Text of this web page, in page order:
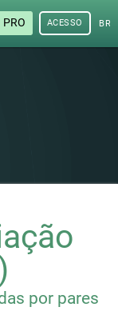
PRO ACESSO
por pares